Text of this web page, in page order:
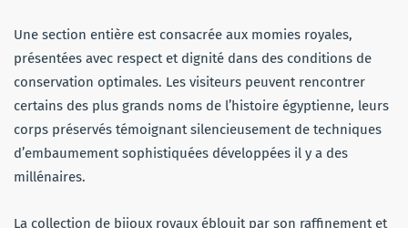
Une section entière est consacrée aux momies royales,
présentées avec respect et dignité dans des conditions de
conservation optimales. Les visiteurs peuvent rencontrer
certains des plus grands noms de l’histoire égyptienne, leurs
corps préservés témoignant silencieusement de techniques
d’embaumement sophistiquées développées il y a des
millénaires.
La collection de bijoux royaux éblouit par son raffinement et